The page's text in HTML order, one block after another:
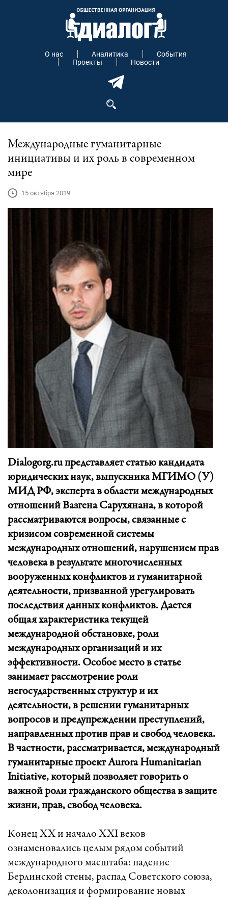
О нас Аналитика
События
Проекты
Новости
Международные гуманитарные
инициативы и их роль в современном
мире
15 октября 2019
Dialogorg.ru представляет статью кандидата
юридических наук, выпускника МГИМО (У)
МИД РФ, эксперта в области международных
отношений Вазгена Сарухянана, в которой
рассматриваются вопросы, связанные с
кризисом современной системы
международных отношений, нарушением прав
человека в результате многочисленных
вооруженных конфликтов и гуманитарной
деятельности, призванной урегулировать
последствия данных конфликтов. Дается
общая характеристика текущей
международной обстановке, роли
международных организаций и их
эффективности. Особое место в статье
занимает рассмотрение роли
негосударственных структур и их
деятельности, в решении гуманитарных
вопросов и предупреждении преступлений,
направленных против прав и свобод человека.
В частности, рассматривается, международный
гуманитарные проект Aurora Humanitarian
Initiative, который позволяет говорить о
важной роли гражданского общества в защите
жизни, прав, свобод человека.
Конец ХХ и начало ХХI веков
ознаменовались целым рядом событий
международного масштаба: падение
Берлинской стены, распад Советского союза,
деколонизация и формирование новых